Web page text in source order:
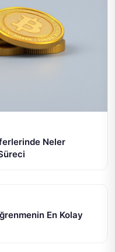
Neler
En Kolay